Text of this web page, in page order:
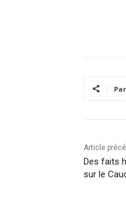
Article
Des faits
sur le